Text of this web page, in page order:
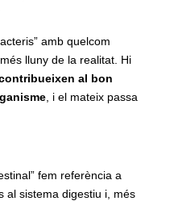
amb quelcom
lluny de la realitat. Hi
al bon
, i el mateix passa
fem referència a
al sistema digestiu i, més